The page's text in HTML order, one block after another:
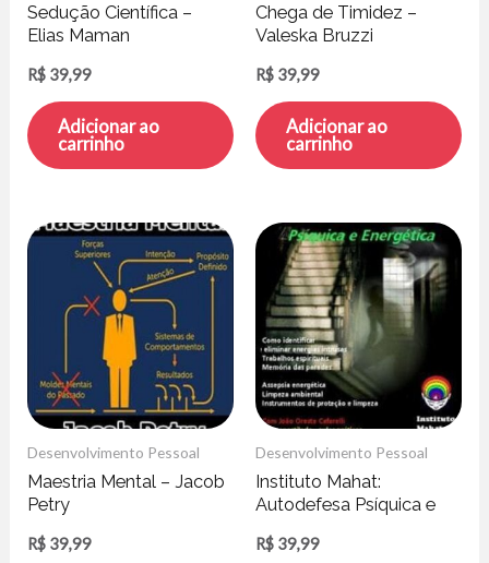
Sedução Cientí­fica –
Elias Maman
R$ 39,99
Adicionar ao
carrinho
Chega de Timidez –
Valeska Bruzzi
R$ 39,99
Adicionar ao
carrinho
Desenvolvimento Pessoal
Maestria Mental – Jacob
Petry
R$ 39,99
Desenvolvimento Pessoal
Instituto Mahat:
Autodefesa Psíquica e
Cafarelli
R$ 39,99